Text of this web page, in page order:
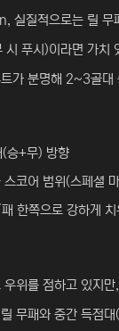
실질적으로는 릴 무
푸시)이라면 가치
가 분명해 2~3골대
승+무) 방향
코어 범위(스페셜
한쪽으로 강하게
위를 점하고 있지
무패와 중간 득점